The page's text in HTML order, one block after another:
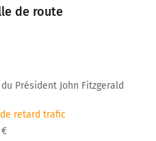
de route
Président John Fitzgerald
retard trafic